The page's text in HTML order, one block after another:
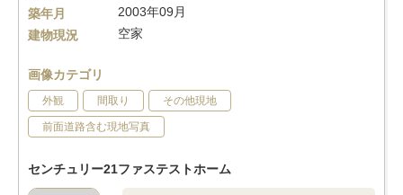
築年月
2003年09月
建物現況
空家
画像カテゴリ
外観 間取り その他現地
前面道路含む現地写真
センチュリー21ファステストホーム